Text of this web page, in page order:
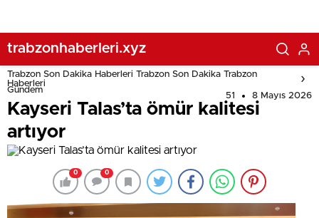
trabzonhaberleri.xyz
Trabzon Son Dakika Haberleri Trabzon Son Dakika Trabzon
Haberleri
Gündem
51 8 Mayıs 2026
Kayseri Talas’ta ömür kalitesi
artıyor
0 0